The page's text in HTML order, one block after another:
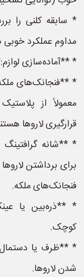
* سابقه کلنی را
مداوم عملکرد خوبی
* **آماده‌سازی
معمولاً از
قرارگیری لاروها
برای برداشتن
فنجانک‌های ملکه.
* **ذره‌بین یا
کوچک.
* **ظرف یا
شدن لاروها.